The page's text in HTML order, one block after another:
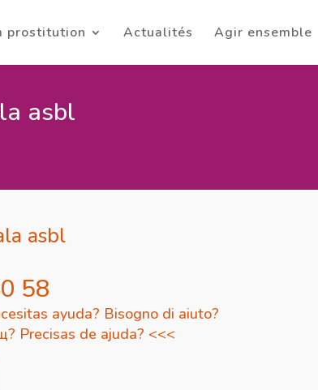
prostitution Actualités Agir ensemble
asbl
asbl
58
ayuda? Bisogno di aiuto?
Precisas de ajuda? <<<